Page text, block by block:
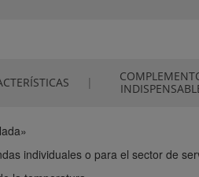
individuales o para el sector de